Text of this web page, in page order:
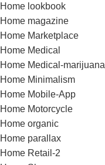
Home lookbook
Home magazine
Home Marketplace
Home Medical
Home Medical-marijuana
Home Minimalism
Home Mobile-App
Home Motorcycle
Home organic
Home parallax
Home Retail-2